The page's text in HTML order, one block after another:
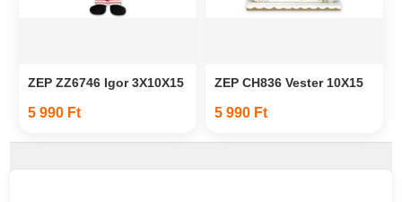
ZEP ZZ6746 Igor 3X10X15
5 990 Ft
ZEP CH836 Vester 10X15
5 990 Ft